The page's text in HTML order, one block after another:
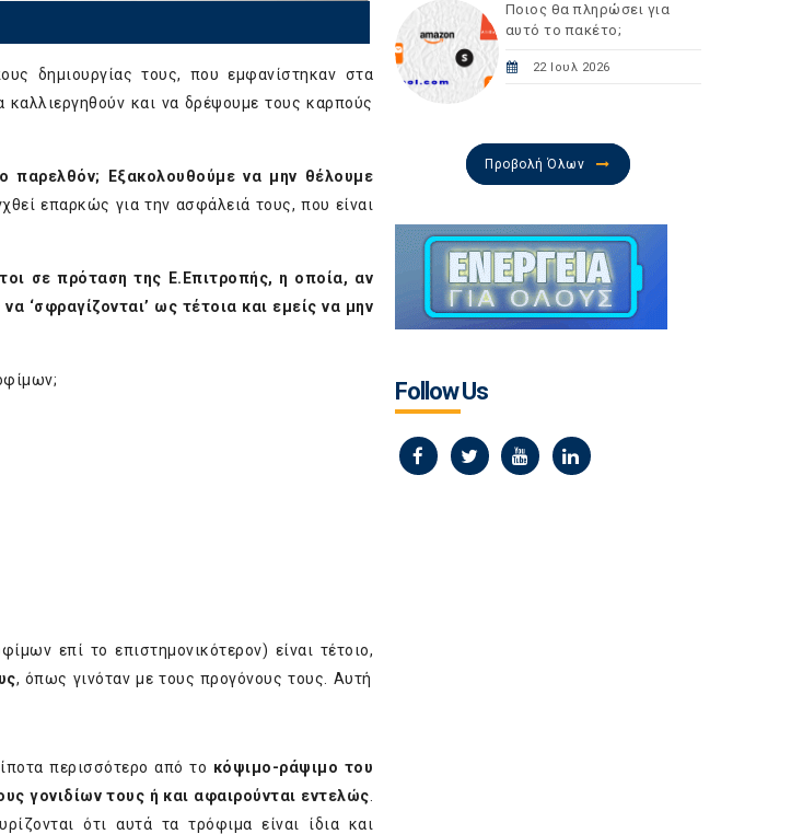
δημιουργίας τους, που εμφανίστηκαν στα
καλλιεργηθούν και να δρέψουμε τους καρπούς
παρελθόν; Εξακολουθούμε να μην θέλουμε
επαρκώς για την ασφάλειά τους, που είναι
σε πρόταση της Ε.Επιτροπής, η οποία, αν
‘σφραγίζονται’ ως τέτοια και εμείς να μην
επί το επιστημονικότερον) είναι τέτοιο,
, όπως γινόταν με τους προγόνους τους. Αυτή
περισσότερο από το κόψιμο-ράψιμο του
γονιδίων τους ή και αφαιρούνται εντελώς
ότι αυτά τα τρόφιμα είναι ίδια και
Ποιος θα πληρώσει για
αυτό το πακέτο;
22 Ιουλ 2026
Προβολή Όλων
Follow Us